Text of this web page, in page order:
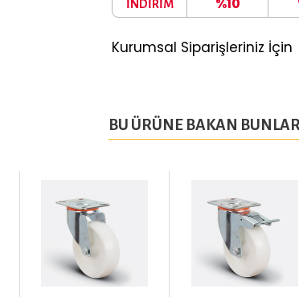
İNDİRİM
Kurumsal Siparişleriniz İçin
BU ÜRÜNE BAKAN